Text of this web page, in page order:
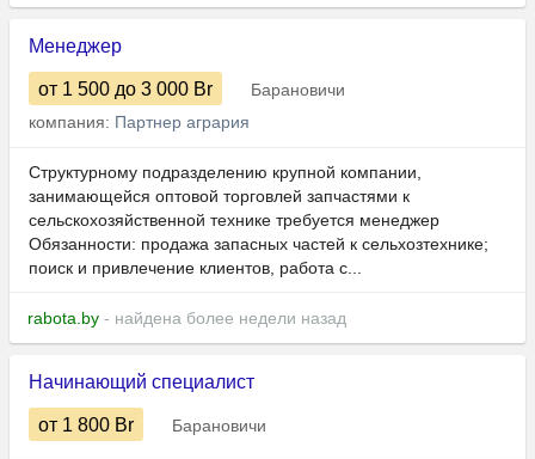
Менеджер
от 1 500 до 3 000 Br
Барановичи
компания: Партнер агрария
Структурному подразделению крупной компании,
занимающейся оптовой торговлей запчастями к
сельскохозяйственной технике требуется менеджер
Обязанности: продажа запасных частей к сельхозтехнике;
поиск и привлечение клиентов, работа с...
rabota.by - найдена более недели назад
Начинающий специалист
от 1 800 Br Барановичи